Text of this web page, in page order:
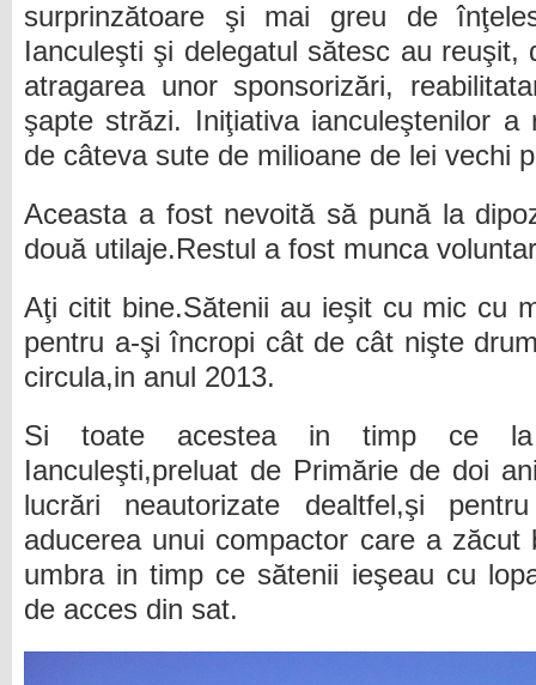
surprinzătoare şi mai greu de
Ianculeşti şi delegatul sătesc au reuşit,
atragarea unor sponsorizări,
şapte străzi. Iniţiativa ianculeştenilor a
de câteva sute de milioane de lei vechi
Aceasta a fost nevoită să pună la
două utilaje.Restul a fost munca
Aţi citit bine.Sătenii au ieşit cu mic cu
pentru a-şi încropi cât de cât nişte
circula,in anul 2013.
Si toate acestea in timp ce la
Ianculeşti,preluat de Primărie de doi
lucrări neautorizate dealtfel,şi
aducerea unui compactor care a
umbra in timp ce sătenii ieşeau cu
de acces din sat.